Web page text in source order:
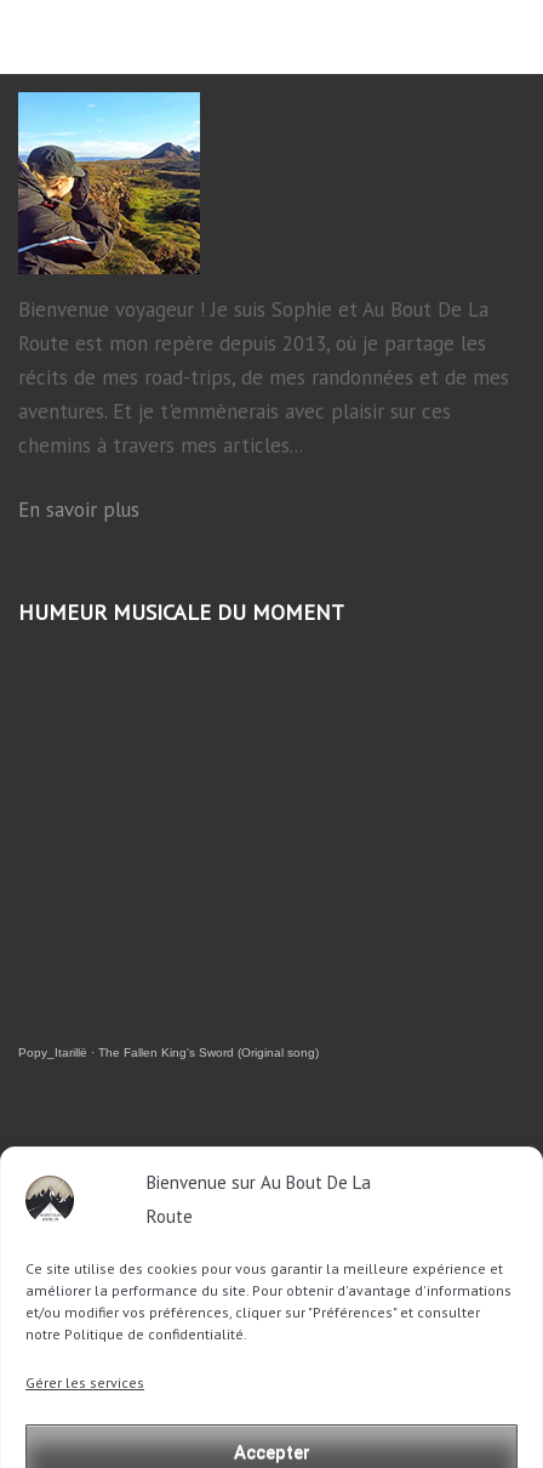
Bienvenue sur Au Bout De La
Route
Ce site utilise des cookies pour vous garantir la meilleure expérience et
améliorer la performance du site. Pour obtenir d'avantage d'informations
et/ou modifier vos préférences, cliquer sur "Préférences" et consulter
notre Politique de confidentialité.
Gérer les services
Accepter
Bienvenue voyageur ! Je suis Sophie et Au Bout De La
Route est mon repère depuis 2013, où je partage les
récits de mes road-trips, de mes randonnées et de mes
aventures. Et je t'emmènerais avec plaisir sur ces
chemins à travers mes articles...
En savoir plus
HUMEUR MUSICALE DU MOMENT
Popy_Itarillë · The Fallen King's Sword (Original song)
RETROUVEZ-MOI SUR FACEBOOK
OU SUR TWITTER
Follow @Sophie_ABDLRTweet to @Sophie_ABDLR
: